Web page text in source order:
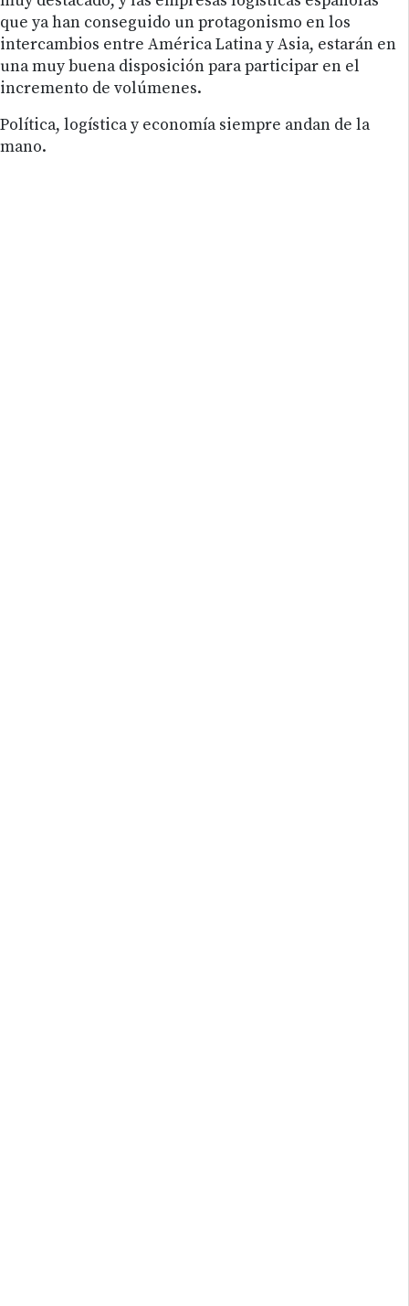
que ya han conseguido un protagonismo en los
intercambios entre América Latina y Asia, estarán en
una muy buena disposición para participar en el
incremento de volúmenes.
Política, logística y economía siempre andan de la
mano.